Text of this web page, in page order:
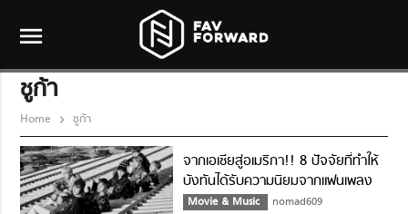
menu
ชูก้า
Home ชูก้า
จากเอเชียสู่อเมริกา!! 8 ปัจจัยที่ทำให้
บังทันได้รับความนิยมจากแฟนเพลง
ฝั่งตะวันตก
Movie & Music nomad609